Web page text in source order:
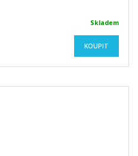
Skladem
KOUPIT